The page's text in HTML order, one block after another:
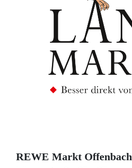
REWE Markt Offenbach